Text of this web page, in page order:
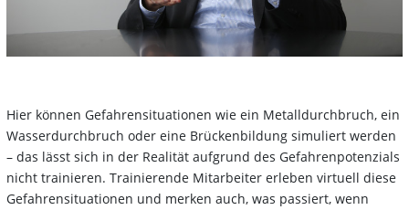
Hier können Gefahrensituationen wie ein Metalldurchbruch, ein
Wasserdurchbruch oder eine Brückenbildung simuliert werden
– das lässt sich in der Realität aufgrund des Gefahrenpotenzials
nicht trainieren. Trainierende Mitarbeiter erleben virtuell diese
Gefahrensituationen und merken auch, was passiert, wenn